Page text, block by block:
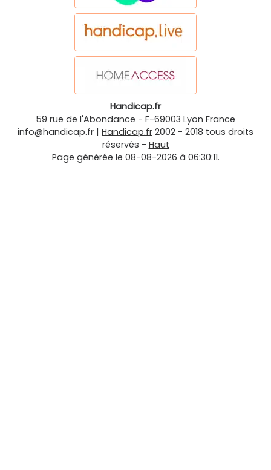
Handicap.fr
59 rue de l'Abondance - F-69003 Lyon France
info@handicap.fr | Handicap.fr 2002 - 2018 tous droits
réservés - Haut
Page générée le 08-08-2026 à 06:30:11.